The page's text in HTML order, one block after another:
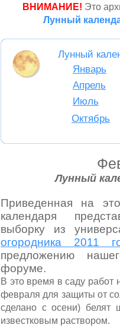
ВНИМАНИЕ! Это
Лунный
Лунный
Январь
Апрель
Июль
Октябрь
Лунный
Приведенная на
календаря
выборку из
огородника 2011
предложению
форуме.
В это время в саду работ
февраля для защиты от
сделано с осени) белят
известковым раствором.